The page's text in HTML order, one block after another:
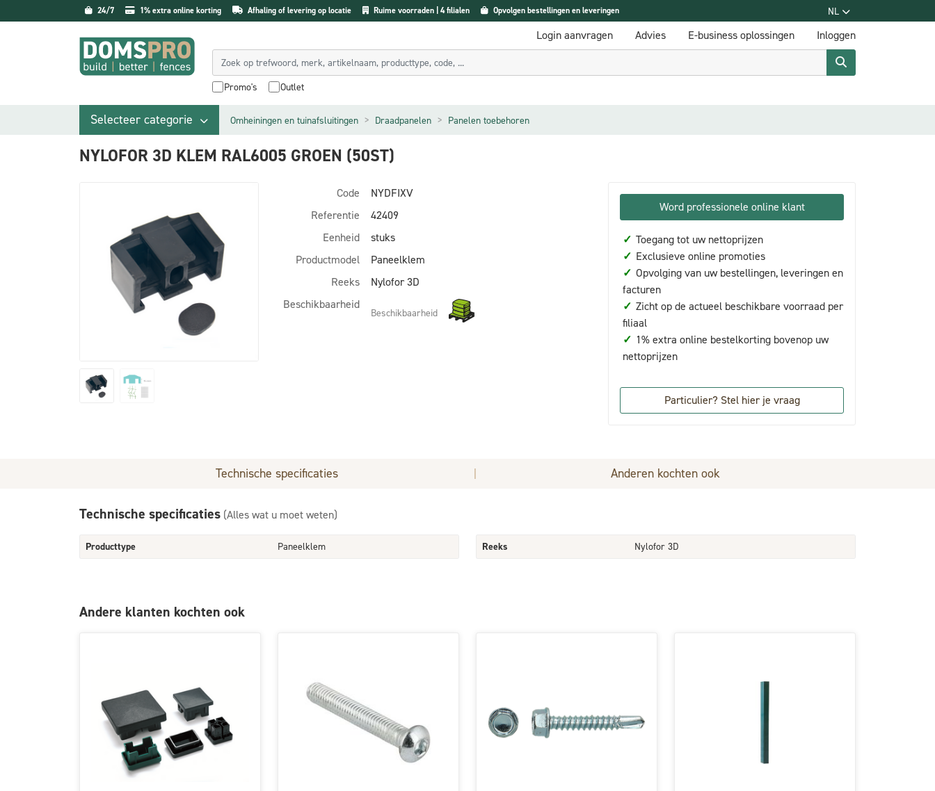
24/7 1% extra online korting Afhaling of levering op locatie Ruime voorraden | 4 filialen Opvolgen bestellingen en leveringen NL
Login aanvragen Advies E-business oplossingen Inloggen
Promo's Outlet
Selecteer categorie Omheiningen en tuinafsluitingen Draadpanelen Panelen toebehoren
NYLOFOR 3D KLEM RAL6005 GROEN (50ST)
Code
NYDFIXV
Referentie
42409
Eenheid
stuks
Productmodel
Paneelklem
Reeks
Nylofor 3D
Beschikbaarheid
Beschikbaarheid
Word professionele online klant
✓ Toegang tot uw nettoprijzen
✓ Exclusieve online promoties
✓ Opvolging van uw bestellingen, leveringen en
facturen
✓ Zicht op de actueel beschikbare voorraad per
filiaal
✓ 1% extra online bestelkorting bovenop uw
nettoprijzen
Particulier? Stel hier je vraag
Technische specificaties | Anderen kochten ook
Technische specificaties (Alles wat u moet weten)
Producttype Paneelklem Reeks Nylofor 3D
Andere klanten kochten ook